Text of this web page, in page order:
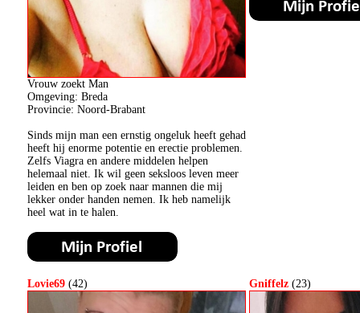
Vrouw zoekt Man
Omgeving: Breda
Provincie: Noord-Brabant
Sinds mijn man een ernstig ongeluk heeft gehad
heeft hij enorme potentie en erectie problemen.
Zelfs Viagra en andere middelen helpen
helemaal niet. Ik wil geen seksloos leven meer
leiden en ben op zoek naar mannen die mij
lekker onder handen nemen. Ik heb namelijk
heel wat in te halen.
Lovie69 (42) Gniffelz (23)